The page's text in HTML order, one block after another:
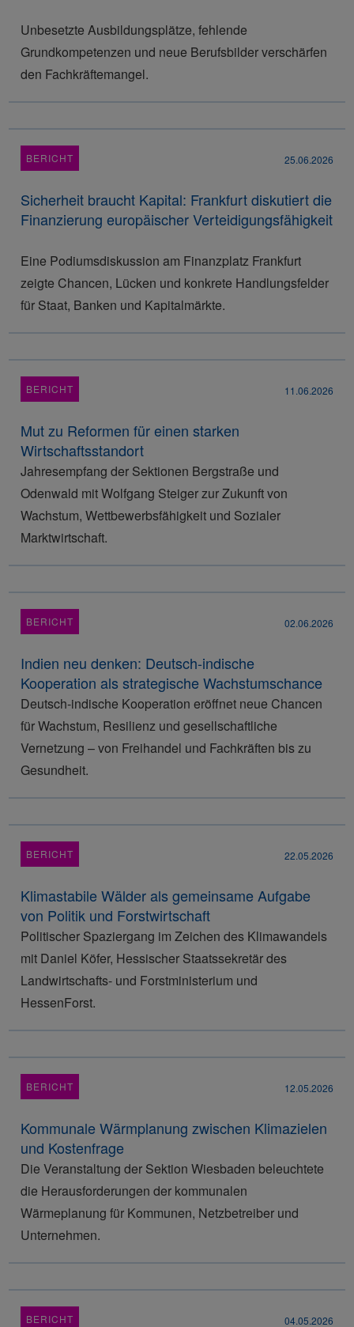
Unbesetzte Ausbildungsplätze, fehlende
Grundkompetenzen und neue Berufsbilder verschärfen
den Fachkräftemangel.
BERICHT 25.06.2026
Sicherheit braucht Kapital: Frankfurt diskutiert die
Finanzierung europäischer Verteidigungsfähigkeit
Eine Podiumsdiskussion am Finanzplatz Frankfurt
zeigte Chancen, Lücken und konkrete Handlungsfelder
für Staat, Banken und Kapitalmärkte.
BERICHT 11.06.2026
Mut zu Reformen für einen starken
Wirtschaftsstandort
Jahresempfang der Sektionen Bergstraße und
Odenwald mit Wolfgang Steiger zur Zukunft von
Wachstum, Wettbewerbsfähigkeit und Sozialer
Marktwirtschaft.
BERICHT 02.06.2026
Indien neu denken: Deutsch-indische
Kooperation als strategische Wachstumschance
Deutsch-indische Kooperation eröffnet neue Chancen
für Wachstum, Resilienz und gesellschaftliche
Vernetzung – von Freihandel und Fachkräften bis zu
Gesundheit.
BERICHT 22.05.2026
Klimastabile Wälder als gemeinsame Aufgabe
von Politik und Forstwirtschaft
Politischer Spaziergang im Zeichen des Klimawandels
mit Daniel Köfer, Hessischer Staatssekretär des
Landwirtschafts- und Forstministerium und
HessenForst.
BERICHT 12.05.2026
Kommunale Wärmplanung zwischen Klimazielen
und Kostenfrage
Die Veranstaltung der Sektion Wiesbaden beleuchtete
die Herausforderungen der kommunalen
Wärmeplanung für Kommunen, Netzbetreiber und
Unternehmen.
BERICHT 04.05.2026